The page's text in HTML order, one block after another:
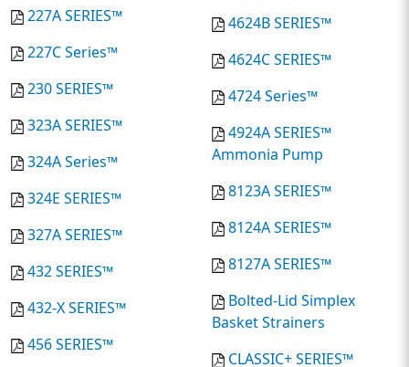
227A SERIES™
227C Series™
230 SERIES™
323A SERIES™
324A Series™
324E SERIES™
327A SERIES™
432 SERIES™
432-X SERIES™
456 SERIES™
4624B SERIES™
4624C SERIES™
4724 Series™
4924A SERIES™
Ammonia Pump
8123A SERIES™
8124A SERIES™
8127A SERIES™
Bolted-Lid Simplex
Basket Strainers
CLASSIC+ SERIES™